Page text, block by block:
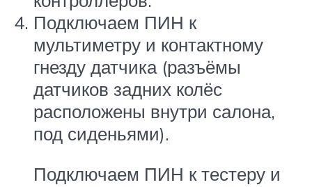
Подключаем ПИН к
мультиметру и контактному
гнезду датчика (разъёмы
датчиков задних колёс
расположены внутри салона,
под сиденьями).
Подключаем ПИН к тестеру и